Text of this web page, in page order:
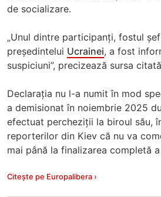
de socializare.
„Unul dintre participanți, fostul
președintelui Ucrainei, a fost
suspiciuni”, precizează sursa
Declarația nu l-a numit în mod
a demisionat în noiembrie 2025
efectuat percheziții la biroul său,
reporterilor din Kiev că nu va
mai până la finalizarea completă
Citește pe Europalibera ›